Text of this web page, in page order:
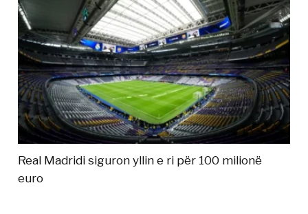
Real Madridi siguron yllin e ri për 100 milionë
euro